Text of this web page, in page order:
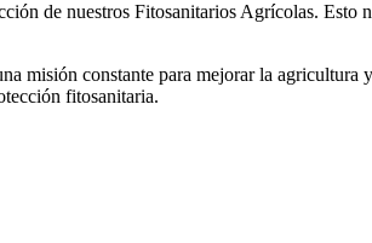
de nuestros Fitosanitarios Agrícolas.
misión constante para mejorar la
fitosanitaria.